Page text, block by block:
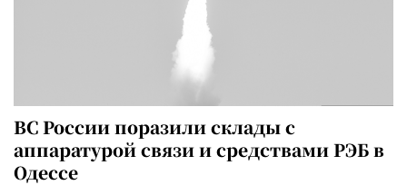
ВС России поразили склады с
аппаратурой связи и средствами РЭБ в
Одессе